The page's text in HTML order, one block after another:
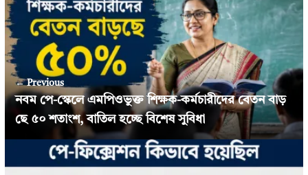
← Previous
নবম পে-স্কেলে এমপিওভুক্ত শিক্ষক-কর্মচারীদের বেতন বাড়
ছে ৫০ শতাংশ, বাতিল হচ্ছে বিশেষ সুবিধা